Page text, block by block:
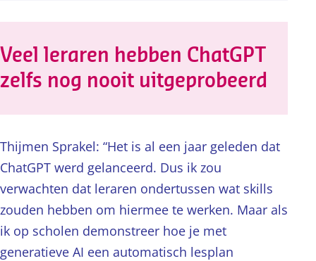
Veel leraren hebben ChatGPT
zelfs nog nooit uitgeprobeerd
Thijmen Sprakel: “Het is al een jaar geleden dat
ChatGPT werd gelanceerd. Dus ik zou
verwachten dat leraren ondertussen wat skills
zouden hebben om hiermee te werken. Maar als
ik op scholen demonstreer hoe je met
generatieve AI een automatisch lesplan